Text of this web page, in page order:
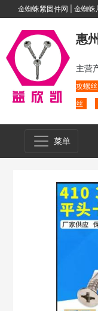
金蜘蛛紧固件网 金蜘蛛
惠
主营
攻螺丝
丝
菜单